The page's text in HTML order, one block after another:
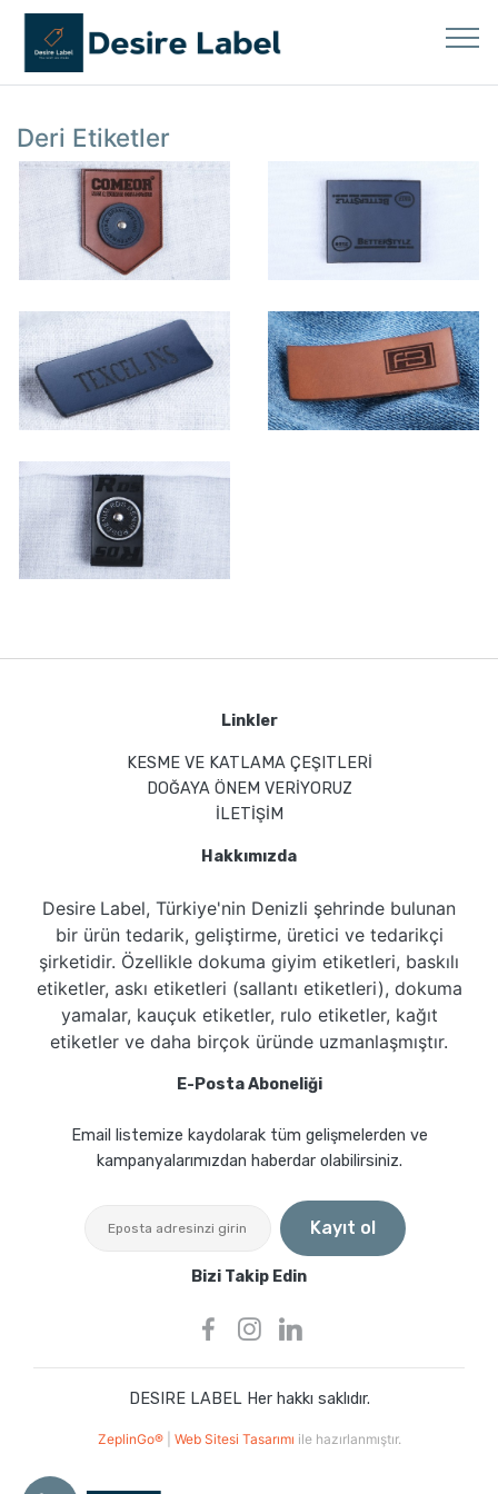
Deri Etiketler
Linkler
KESME VE KATLAMA ÇEŞITLERİ
DOĞAYA ÖNEM VERİYORUZ
İLETİŞİM
Hakkımızda
Desire Label, Türkiye'nin Denizli şehrinde bulunan
bir ürün tedarik, geliştirme, üretici ve tedarikçi
şirketidir. Özellikle dokuma giyim etiketleri, baskılı
etiketler, askı etiketleri (sallantı etiketleri), dokuma
yamalar, kauçuk etiketler, rulo etiketler, kağıt
etiketler ve daha birçok üründe uzmanlaşmıştır.
E-Posta Aboneliği
Email listemize kaydolarak tüm gelişmelerden ve
kampanyalarımızdan haberdar olabilirsiniz.
Kayıt ol
Bizi Takip Edin
DESIRE LABEL Her hakkı saklıdır.
ZeplinGo® Web Sitesi Tasarımı ile hazırlanmıştır.